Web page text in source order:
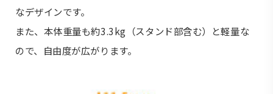
なデザインです。
また、本体重量も約3.3kg（スタンド部含む）と軽量な
ので、自由度が広がります。